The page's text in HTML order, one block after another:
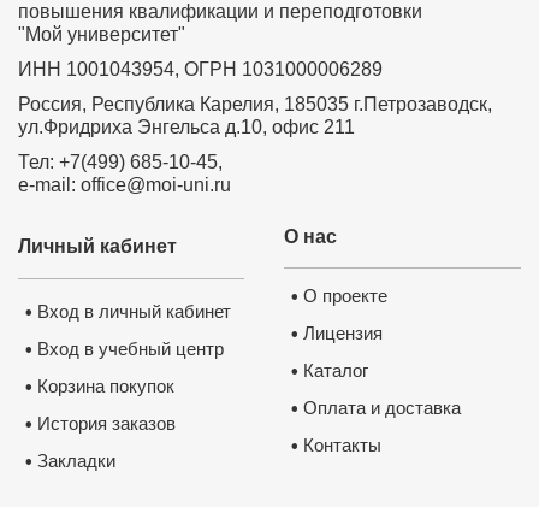
повышения квалификации и переподготовки
"Мой университет"
ИНН 1001043954, ОГРН 1031000006289
Россия, Республика Карелия, 185035 г.Петрозаводск,
ул.Фридриха Энгельса д.10, офис 211
Тел: +7(499) 685-10-45,
e-mail: office@moi-uni.ru
О нас
• О проекте
• Лицензия
• Каталог
• Оплата и доставка
• Контакты
Личный кабинет
• Вход в личный кабинет
• Вход в учебный центр
• Корзина покупок
• История заказов
• Закладки